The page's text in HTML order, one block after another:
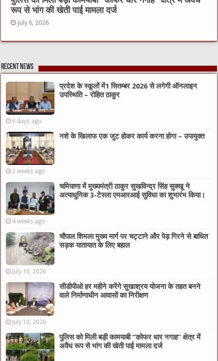
रूप से भांग की खेती पाई मामला दर्ज
July 6, 2026
Recent News
प्रदेश के स्कूलों में1 सितम्बर 2026 से लगेगी ऑनलाइन
उपस्थिति – रोहित ठाकुर
6 days ago
नशे के खिलाफ एक जुट होकर कार्य करना होगा – उपायुक्त
2 weeks ago
चमियाणा में मुख्यमंत्री ठाकुर सुखविन्द्र सिंह सुक्खू ने
अत्याधुनिक 3-टेस्ला एमआरआई सुविधा का शुभारंभ किया।
4 weeks ago
चौपाल शिमला मुख्य मार्ग पर चट्टाने और पेड़ गिरने से बाधित
सड़क यातायात के लिए बहाल
July 10, 2026
सीडीपीओ हर महीने करेंगे सुखाश्रय योजना के तहत बनने
वाले निर्माणाधीन आवासों का निरीक्षण
July 10, 2026
पुलिस को मिली बड़ी कामयाबी “कोफर धार नगाह” क्षेत्र में
अवैध रूप से भांग की खेती पाई मामला दर्ज